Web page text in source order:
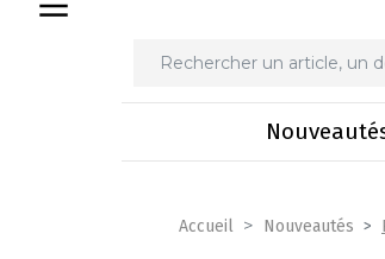
Accueil Nouveautés